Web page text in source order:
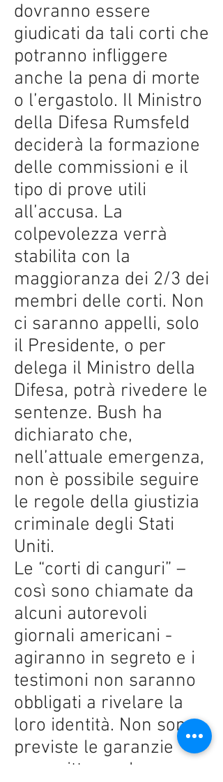
dovranno essere
giudicati da tali corti che
potranno infliggere
anche la pena di morte
o l’ergastolo. Il Ministro
della Difesa Rumsfeld
deciderà la formazione
delle commissioni e il
tipo di prove utili
all’accusa. La
colpevolezza verrà
stabilita con la
maggioranza dei 2/3 dei
membri delle corti. Non
ci saranno appelli, solo
il Presidente, o per
delega il Ministro della
Difesa, potrà rivedere le
sentenze. Bush ha
dichiarato che,
nell’attuale emergenza,
non è possibile seguire
le regole della giustizia
criminale degli Stati
Uniti.
Le “corti di canguri” –
così sono chiamate da
alcuni autorevoli
giornali americani -
agiranno in segreto e i
testimoni non saranno
obbligati a rivelare la
loro identità. Non sono
previste le garanzie
prescritte per le